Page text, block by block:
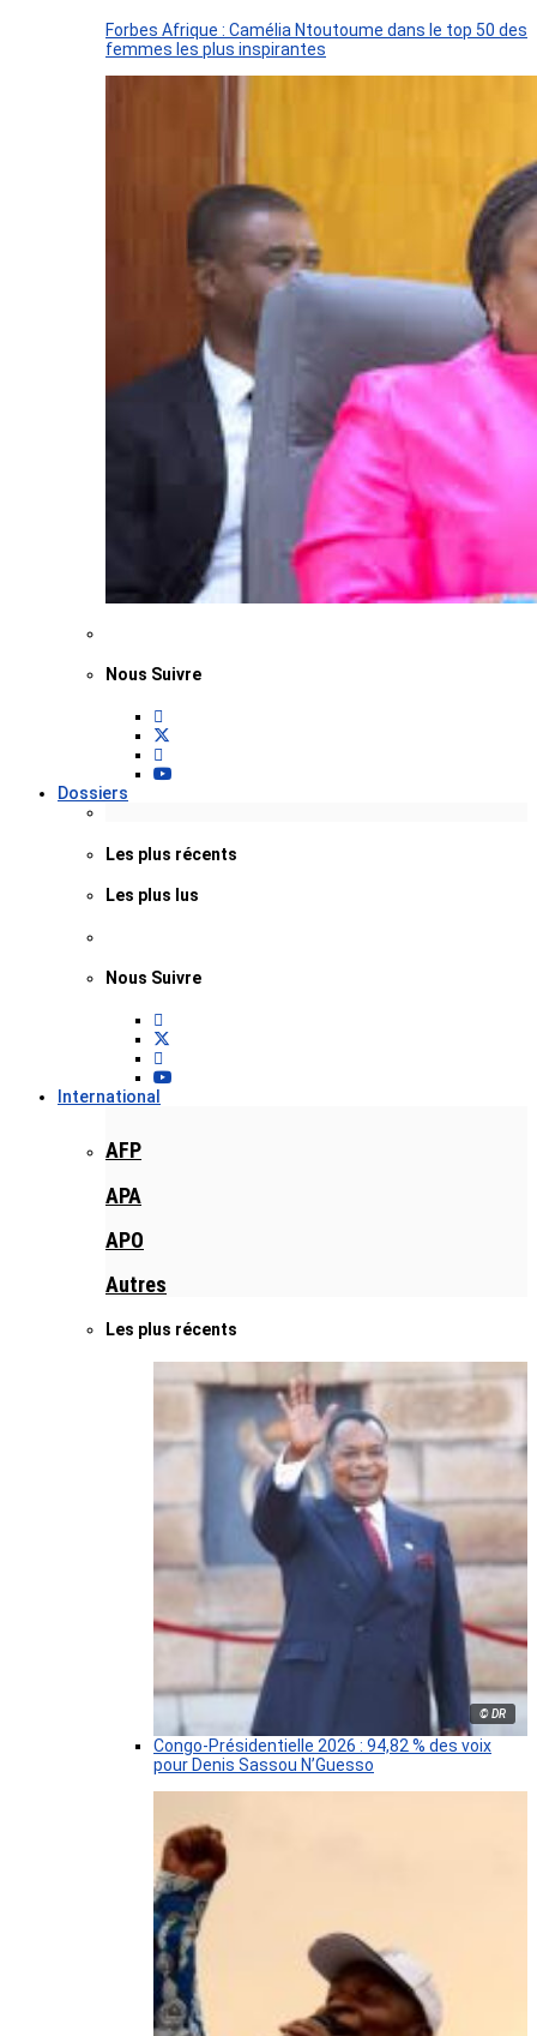
Forbes Afrique : Camélia Ntoutoume dans le top 50 des
femmes les plus inspirantes
Nous Suivre
Dossiers
Les plus récents
Les plus lus
Nous Suivre
International
AFP
APA
APO
Autres
Les plus récents
© DR
Congo-Présidentielle 2026 : 94,82 % des voix
pour Denis Sassou N’Guesso